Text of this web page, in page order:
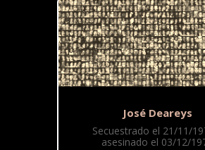
José Deareys
Secuestrado el 21/11/
asesinado el 03/12/